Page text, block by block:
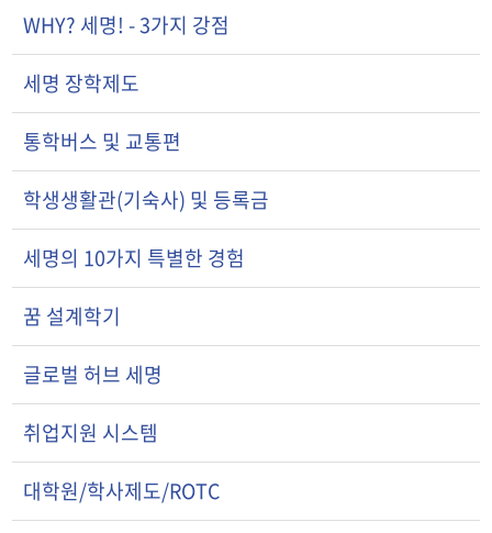
WHY? 세명! - 3가지 강점
세명 장학제도
통학버스 및 교통편
학생생활관(기숙사) 및 등록금
세명의 10가지 특별한 경험
꿈 설계학기
글로벌 허브 세명
취업지원 시스템
대학원/학사제도/ROTC